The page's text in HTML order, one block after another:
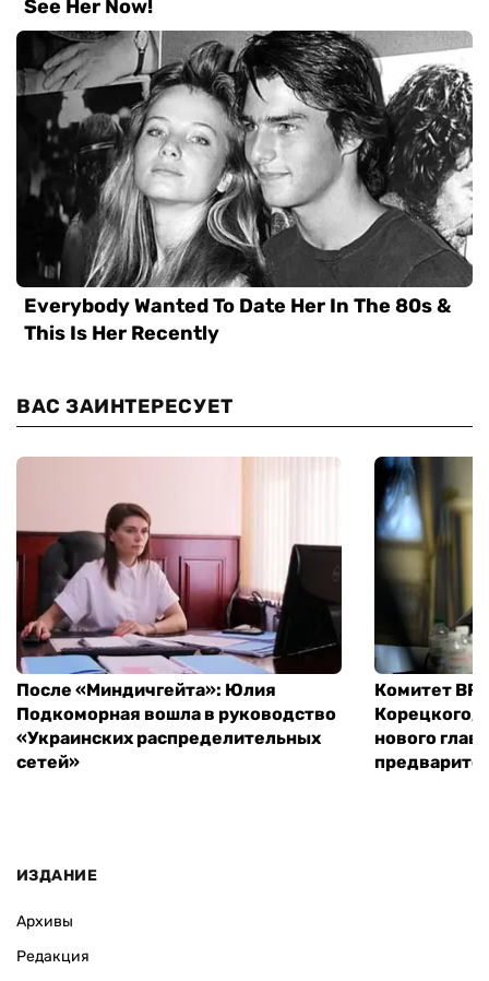
ВАС ЗАИНТЕРЕСУЕТ
После «Миндичгейта»: Юлия
Подкоморная вошла в руководство
«Украинских распределительных
сетей»
Комитет ВР
Корецкого,
нового
ИЗДАНИЕ
Архивы
Редакция